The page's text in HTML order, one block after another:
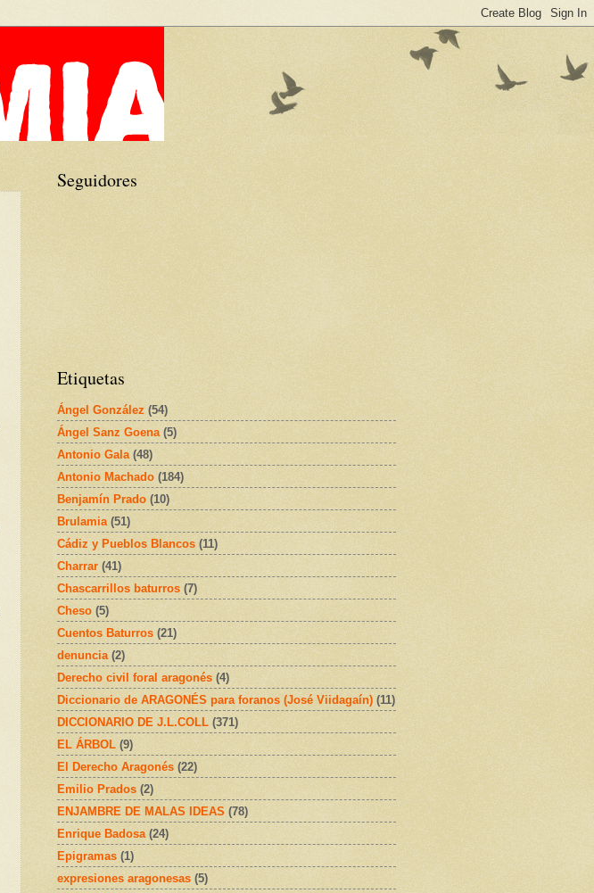
Seguidores
Etiquetas
Ángel González (54)
Ángel Sanz Goena (5)
Antonio Gala (48)
Antonio Machado (184)
Benjamín Prado (10)
Brulamia (51)
Cádiz y Pueblos Blancos (11)
Charrar (41)
Chascarrillos baturros (7)
Cheso (5)
Cuentos Baturros (21)
denuncia (2)
Derecho civil foral aragonés (4)
Diccionario de ARAGONÉS para foranos (José Viidagaín) (11)
DICCIONARIO DE J.L.COLL (371)
EL ÁRBOL (9)
El Derecho Aragonés (22)
Emilio Prados (2)
ENJAMBRE DE MALAS IDEAS (78)
Enrique Badosa (24)
Epigramas (1)
expresiones aragonesas (5)